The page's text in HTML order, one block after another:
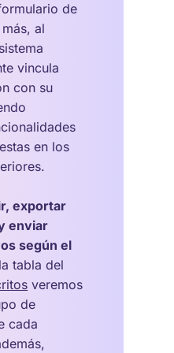
de
al
vincula
con su
en los
exportar
enviar
según el
tabla del
veremos
de
cada